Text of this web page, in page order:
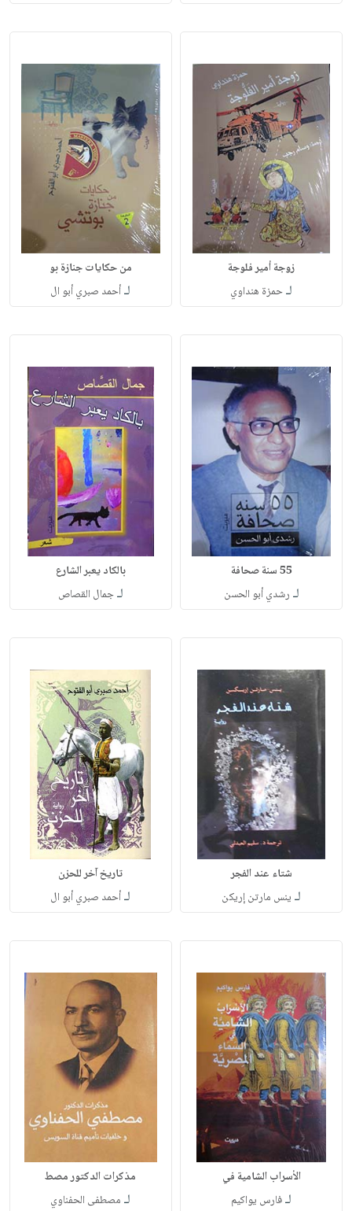
زوجة أمير فلوجة
لـحمزة هنداوي
من حكايات جنازة بو
لـأحمد صبري أبو ال
55 سنة صحافة
لـ رشدي أبو الحسن
بالكاد يعبر الشارع
لـجمال القصاص
شتاء عند الفجر
لـ ينس مارتن إريكن
تاريخ آخر للحزن
لـأحمد صبري أبو ال
الأسراب الشامية في
لـفارس يواكيم
مذكرات الدكتور مصط
لـ مصطفى الحفناوي